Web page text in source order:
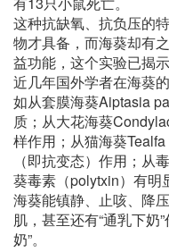
这种抗缺氧、抗负压的
物才具备，而海葵却有
益功能，这个实验已揭
近几年国外学者在海葵
如从套膜海葵Aiptasia
质；从大花海葵
样作用；从猫海葵
（即抗变态）作用；从
葵毒素（polytxin）有
海葵能镇静、止咳、降
肌，甚至还有“通乳下奶
奶”。